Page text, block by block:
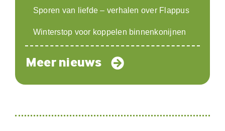
Sporen van liefde – verhalen over Flappus
Winterstop voor koppelen binnenkonijnen
Meer nieuws